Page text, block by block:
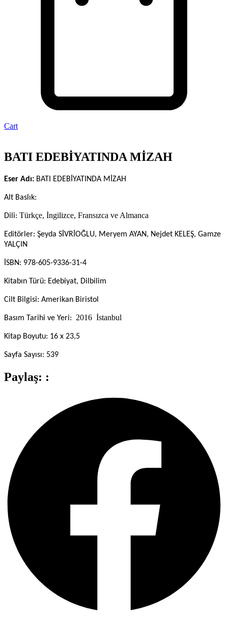
Cart
BATI EDEBİYATINDA MİZAH
Eser Adı: BATI EDEBİYATINDA MİZAH
Alt Baslık:
Dili: Türkçe, İngilizce, Fransızca ve Almanca
Editörler: Şeyda SİVRİOĞLU, Meryem AYAN, Nejdet KELEŞ, Gamze
YALÇIN
İSBN: 978-605-9336-31-4
Kitabın Türü: Edebiyat, Dilbilim
Cilt Bilgisi: Amerikan Biristol
Basım Tarihi ve Yeri: 2016 İstanbul
Kitap Boyutu: 16 x 23,5
Sayfa Sayısı: 539
Paylaş: :